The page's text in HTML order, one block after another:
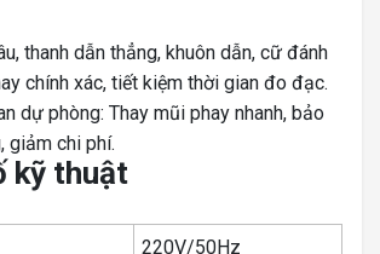
thanh dẫn thẳng, khuôn dẫn, cữ đánh
chính xác, tiết kiệm thời gian đo đạc.
dự phòng: Thay mũi phay nhanh, bảo
giảm chi phí.
kỹ thuật
220V/50Hz